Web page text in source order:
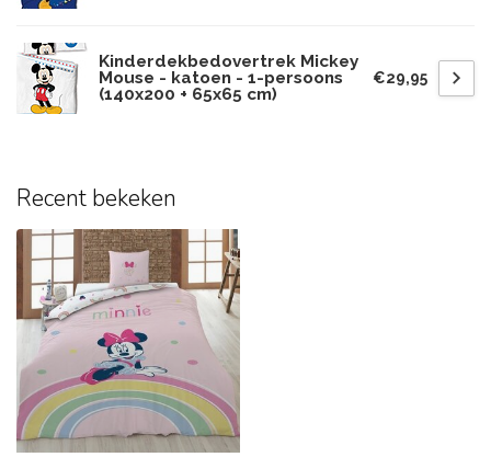
Kinderdekbedovertrek Mickey
Mouse - katoen - 1-persoons
(140x200 + 65x65 cm)
€29,95
Recent bekeken